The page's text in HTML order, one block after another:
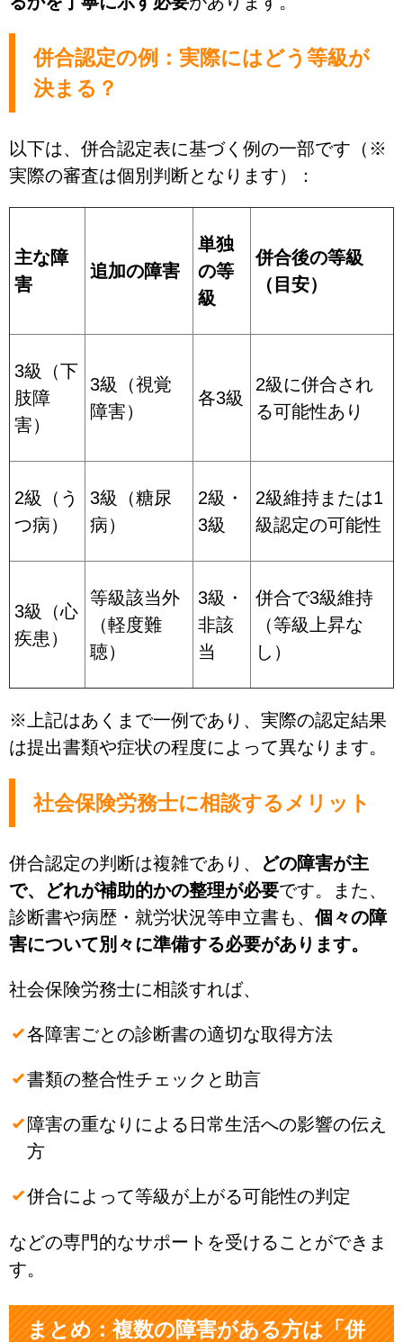
併合認定の例：実際にはどう等級が
決まる？
以下は、併合認定表に基づく例の一部です（※
実際の審査は個別判断となります）：
主な障
害
追加の障害
単独
の等
級
併合後の等級
（目安）
3級（下
肢障
害）
3級（視覚
障害）
各3級
2級に併合され
る可能性あり
2級（う
つ病）
3級（糖尿
病）
2級・
3級
2級維持または1
級認定の可能性
3級（心
疾患）
等級該当外
（軽度難
聴）
3級・
非該
当
併合で3級維持
（等級上昇な
し）
※上記はあくまで一例であり、実際の認定結果
は提出書類や症状の程度によって異なります。
社会保険労務士に相談するメリット
併合認定の判断は複雑であり、
どの障害が主
で、どれが補助的かの整理が必要です。また、
診断書や病歴・就労状況等申立書も、個々の障
害について別々に準備する必要があります。
社会保険労務士に相談すれば、
各障害ごとの診断書の適切な取得方法
書類の整合性チェックと助言
障害の重なりによる日常生活への影響の伝え
方
併合によって等級が上がる可能性の判定
などの専門的なサポートを受けることができま
す。
まとめ：複数の障害がある方は「併